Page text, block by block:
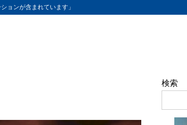
ョンが含まれています」
検索